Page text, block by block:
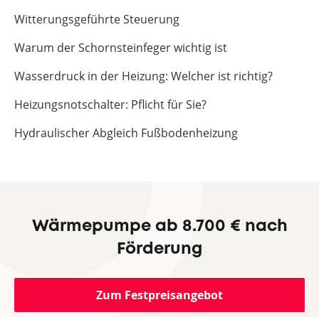
Witterungsgeführte Steuerung
Warum der Schornsteinfeger wichtig ist
Wasserdruck in der Heizung: Welcher ist richtig?
Heizungsnotschalter: Pflicht für Sie?
Hydraulischer Abgleich Fußbodenheizung
Wärmepumpe ab 8.700 € nach
Förderung
Zum Festpreisangebot